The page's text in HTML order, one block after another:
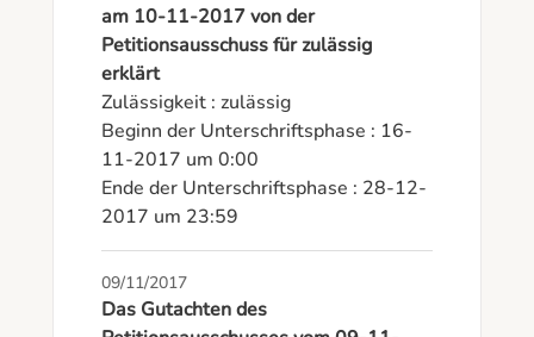
am 10-11-2017 von der
Petitionsausschuss für zulässig
erklärt
Zulässigkeit : zulässig
Beginn der Unterschriftsphase : 16-
11-2017 um 0:00
Ende der Unterschriftsphase : 28-12-
2017 um 23:59
09/11/2017
Das Gutachten des